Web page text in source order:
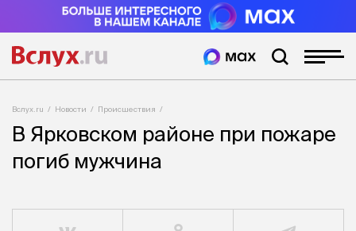
Вслух.ru Новости Происшествия
В Ярковском районе при пожаре
погиб мужчина